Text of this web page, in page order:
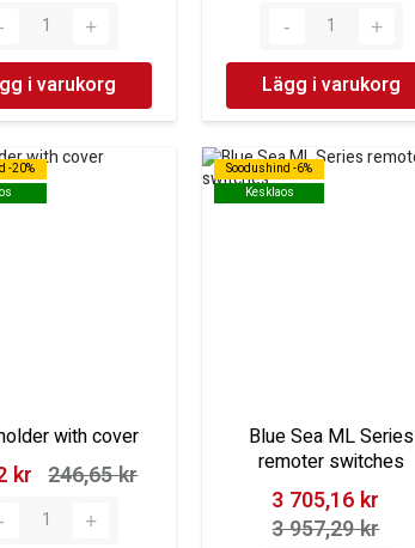
i varukorg Lägg i varukorg
-20%
-20%
with cover
kr‎ 246,65 kr‎
Soodushind -6%
Kesklaos
Soodushind -6%
Kesklaos
Blue Sea ML Series
remoter switches
3 705,16 kr‎
3 957,29 kr‎